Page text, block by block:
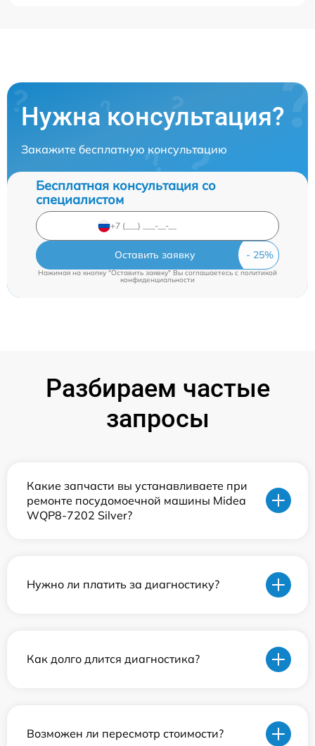
Нужна консультация?
Закажите бесплатную консультацию
Бесплатная консультация со
специалистом
Оставить заявку
Нажимая на кнопку "Оставить заявку" Вы соглашаетесь cполитикой
конфиденциальности
Разбираем частые
запросы
Какие запчасти вы устанавливаете при
ремонте посудомоечной машины Midea
WQP8-7202 Silver?
Нужно ли платить за диагностику?
Как долго длится диагностика?
Возможен ли пересмотр стоимости?